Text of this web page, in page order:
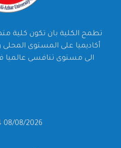
تطمح الكلية بان تكون كلية
أكاديميا على المستوى
الى مستوى تنافسى عالميا
08/08/2026 9:44 ص